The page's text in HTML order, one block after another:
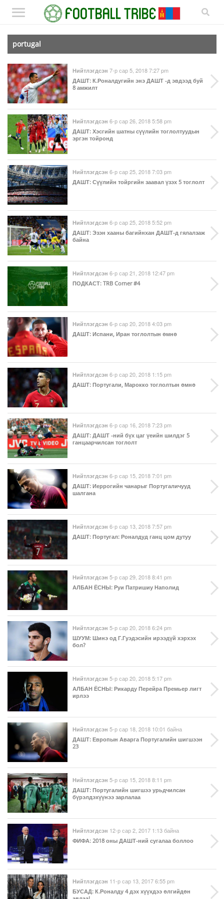
portugal
Нийтлэгдсэн 7-р сар 5, 2018 7:27 pm
ДАШТ: К.Роналдугийн энэ ДАШТ -д эвдээд буй
8 амжилт
Нийтлэгдсэн 6-р сар 26, 2018 5:58 pm
ДАШТ: Хэсгийн шатны сүүлийн тоглолтуудын
эргэн тойронд
Нийтлэгдсэн 6-р сар 25, 2018 7:03 pm
ДАШТ: Сүүлийн тойргийн заавал үзэх 5 тоглолт
Нийтлэгдсэн 6-р сар 25, 2018 5:52 pm
ДАШТ: Эзэн хааны багийнхан ДАШТ-д гялалзаж
байна
Нийтлэгдсэн 6-р сар 21, 2018 12:47 pm
ПОДКАСТ: TRB Corner #4
Нийтлэгдсэн 6-р сар 20, 2018 4:03 pm
ДАШТ: Испани, Иран тоглолтын өмнө
Нийтлэгдсэн 6-р сар 20, 2018 1:15 pm
ДАШТ: Португали, Марокко тоглолтын өмнө
Нийтлэгдсэн 6-р сар 16, 2018 7:23 pm
ДАШТ: ДАШТ -ний бүх цаг үеийн шилдэг 5
ганцаарчилсан тоглолт
Нийтлэгдсэн 6-р сар 15, 2018 7:01 pm
ДАШТ: Иеррогийн чанарыг Португаличууд
шалгана
Нийтлэгдсэн 6-р сар 13, 2018 7:57 pm
ДАШТ: Португал: Роналдуд ганц цом дутуу
Нийтлэгдсэн 5-р сар 29, 2018 8:41 pm
АЛБАН ЁСНЫ: Руи Патришиу Наполид
Нийтлэгдсэн 5-р сар 20, 2018 6:24 pm
ШУУМ: Шинэ од Г.Гуэдэсийн ирээдүй хэрхэх
бол?
Нийтлэгдсэн 5-р сар 20, 2018 5:17 pm
АЛБАН ЁСНЫ: Рикарду Перейра Премьер лигт
ирлээ
Нийтлэгдсэн 5-р сар 18, 2018 10:01 байна
ДАШТ: Европын Аварга Португалийн шигшээн
23
Нийтлэгдсэн 5-р сар 15, 2018 8:11 pm
ДАШТ: Португалийн шигшээ урьдчилсан
бүрэлдэхүүнээ зарлалаа
Нийтлэгдсэн 12-р сар 2, 2017 1:13 байна
ФИФА: 2018 оны ДАШТ-ний сугалаа боллоо
Нийтлэгдсэн 11-р сар 13, 2017 6:55 pm
БУСАД: К.Роналду 4 дэх хүүхдээ өлгийдөн